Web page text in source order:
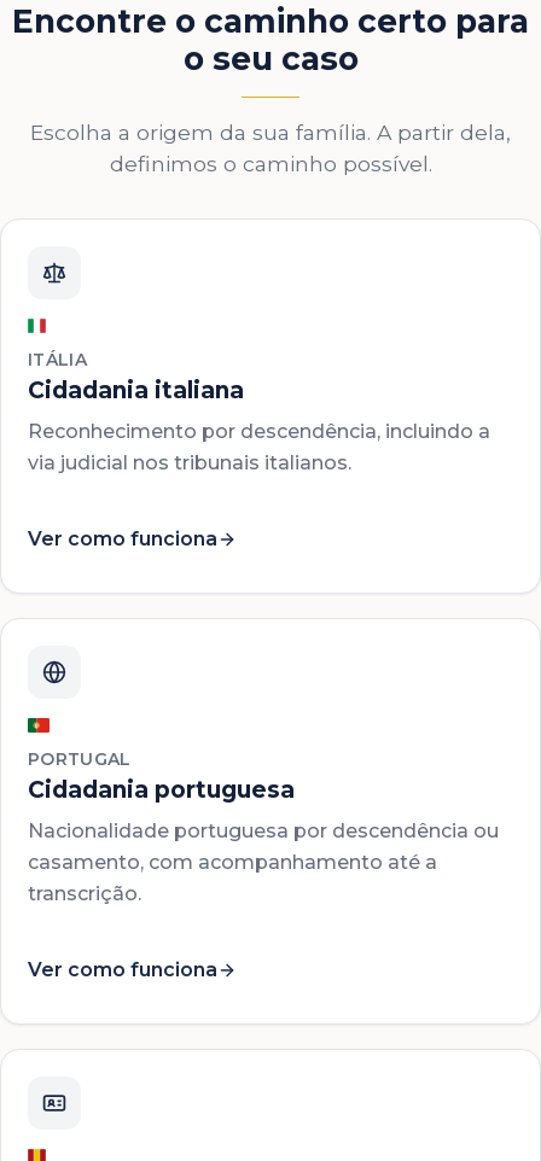
Encontre o caminho certo para
o seu caso
Escolha a origem da sua família. A partir dela,
definimos o caminho possível.
ITÁLIA
Cidadania italiana
Reconhecimento por descendência, incluindo a
via judicial nos tribunais italianos.
Ver como funciona
PORTUGAL
Cidadania portuguesa
Nacionalidade portuguesa por descendência ou
casamento, com acompanhamento até a
transcrição.
Ver como funciona